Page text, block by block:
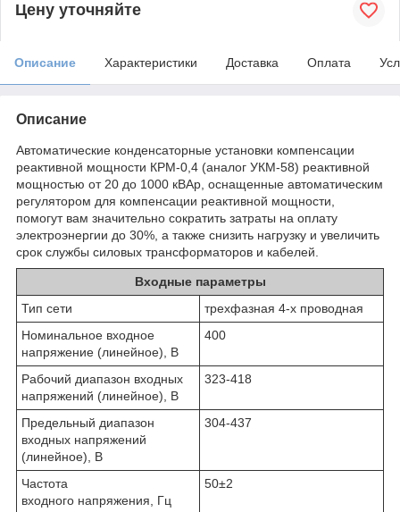
Цену уточняйте
Описание Характеристики Доставка Оплата
Описание
Автоматические конденсаторные установки компенсации
реактивной мощности КРМ-0,4 (аналог УКМ-58) реактивной
мощностью от 20 до 1000 кВАр, оснащенные автоматическим
регулятором для компенсации реактивной мощности,
помогут вам значительно сократить затраты на оплату
электроэнергии до 30%, а также снизить нагрузку и увеличить
срок службы силовых трансформаторов и кабелей.
Входные параметры
Тип сети
трехфазная 4-х проводная
Номинальное входное
напряжение (линейное), В
400
Рабочий диапазон входных
напряжений (линейное), В
323-418
Предельный диапазон
входных напряжений
(линейное), В
304-437
Частота
входного напряжения, Гц
50±2